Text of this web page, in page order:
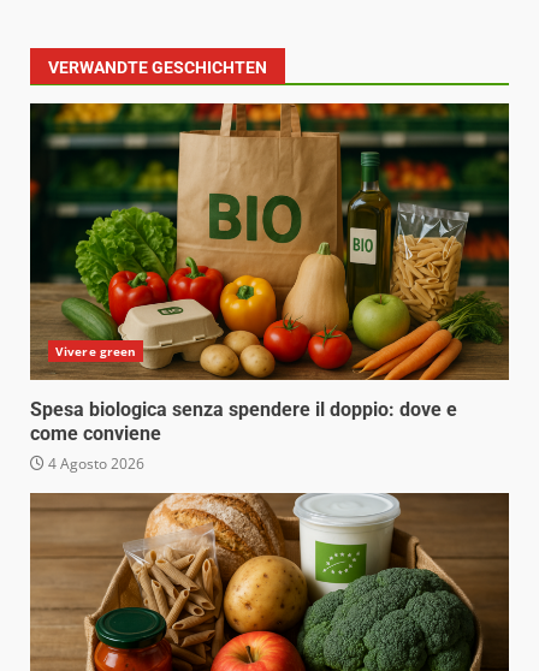
VERWANDTE GESCHICHTEN
Vivere green
Spesa biologica senza spendere il doppio: dove e
come conviene
4 Agosto 2026